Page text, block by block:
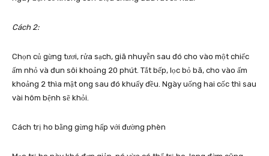
Cách 2:
Chọn củ gừng tươi, rửa sạch, giã nhuyễn sau đó cho vào một chiếc
ấm nhỏ và đun sôi khoảng 20 phút. Tắt bếp, lọc bỏ bã, cho vào ấm
khoảng 2 thìa mật ong sau đó khuấy đều. Ngày uống hai cốc thì sau
vài hôm bệnh sẽ khỏi.
Cách trị ho bằng gừng hấp với đường phèn